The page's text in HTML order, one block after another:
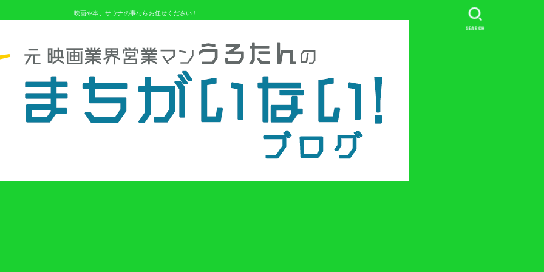
映画や本、サウナの事ならお任せください！
SEARCH